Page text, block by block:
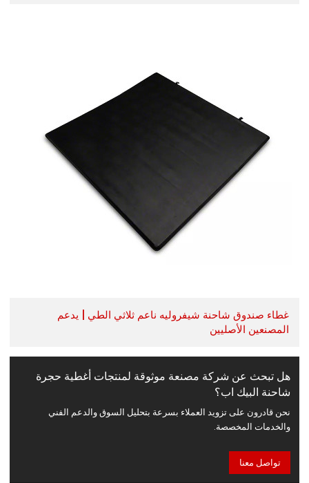
غطاء صندوق شاحنة شيفروليه ناعم ثلاثي الطي | يدعم
المصنعين الأصليين
هل تبحث عن شركة مصنعة موثوقة لمنتجات أغطية حجرة
شاحنة البيك اب؟
نحن قادرون على تزويد العملاء بسرعة بتحليل السوق والدعم الفني
والخدمات المخصصة.
تواصل معنا